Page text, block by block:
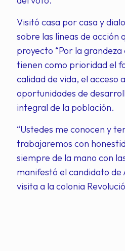
Visitó casa por casa y
sobre las líneas de acción
proyecto “Por la grandeza
tienen como prioridad el
calidad de vida, el acceso
oportunidades de
integral de la población.
“Ustedes me conocen y
trabajaremos con
siempre de la mano con
manifestó el candidato de
visita a la colonia